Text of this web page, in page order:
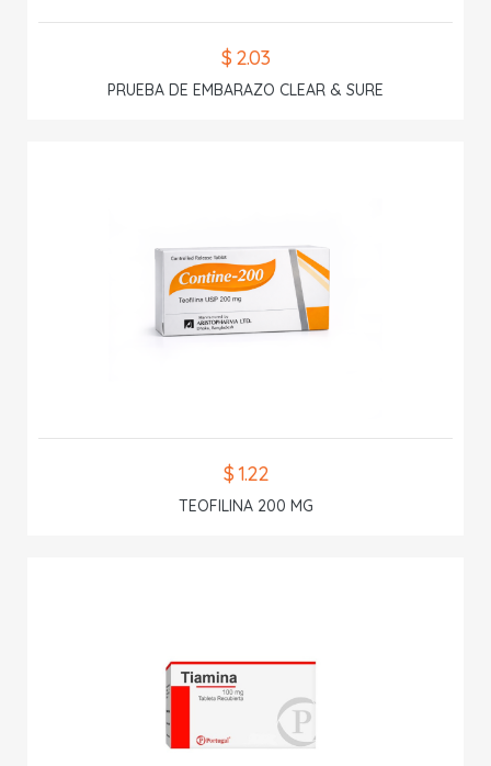
$ 2.03
PRUEBA DE EMBARAZO CLEAR & SURE
$ 1.22
TEOFILINA 200 MG